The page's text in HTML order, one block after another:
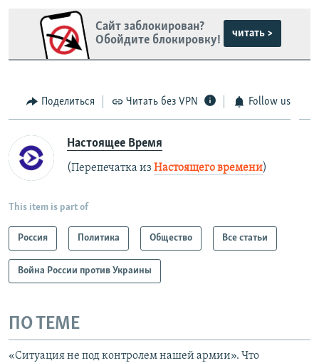
Сайт заблокирован?
Обойдите блокировку!
читать >
Поделиться Читать без VPN Follow us
Настоящее Время
(Перепечатка из Настоящего времени)
This item is part of
Россия Политика Общество Все статьи
Война России против Украины
ПО ТЕМЕ
«Ситуация не под контролем нашей армии». Что